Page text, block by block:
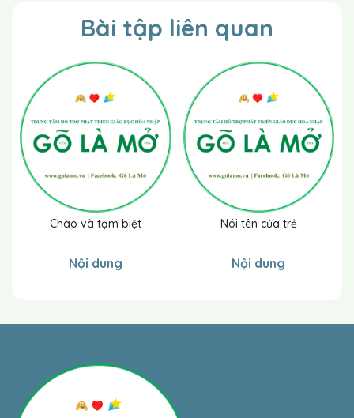
Giải thích cách đánh giákhả năng tiếp thu của
Nếu trẻ trả lời thực hiện đúng mà không cần
nhắc.
Nếu trẻ trả lời thực hiện đúng do sự hỗ trợ và
nhắc nhở củ cô giáo.
Nếu trẻ không trả lời / thực hiện được kể cả
có sự hỗ trợ và nhắc nhở của cô giáo
Bài tập liên quan
Chào và tạm biệt
Nội dung
Nói tên của trẻ
Nội dung